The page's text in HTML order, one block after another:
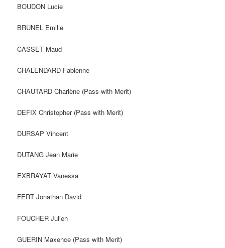
BOUDON Lucie
BRUNEL Emilie
CASSET Maud
CHALENDARD Fabienne
CHAUTARD Charlène (Pass with Merit)
DEFIX Christopher (Pass with Merit)
DURSAP Vincent
DUTANG Jean Marie
EXBRAYAT Vanessa
FERT Jonathan David
FOUCHER Julien
GUERIN Maxence (Pass with Merit)